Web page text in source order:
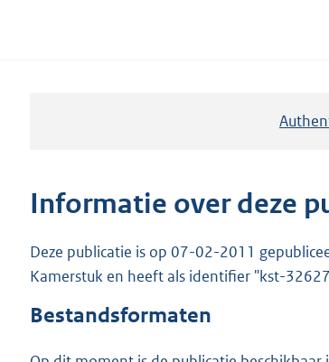
Informatie over deze
Deze publicatie is op 07-02-2011
Kamerstuk en heeft als identifier "kst-
Bestandsformaten